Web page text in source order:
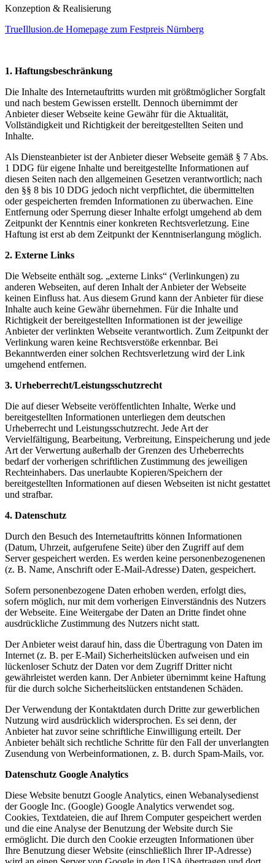
Konzeption & Realisierung
TrueIllusion.de Homepage zum Festpreis Nürnberg
1. Haftungsbeschränkung
Die Inhalte des Internetauftritts wurden mit größtmöglicher Sorgfalt
und nach bestem Gewissen erstellt. Dennoch übernimmt der
Anbieter dieser Webseite keine Gewähr für die Aktualität,
Vollständigkeit und Richtigkeit der bereitgestellten Seiten und
Inhalte.
Als Diensteanbieter ist der Anbieter dieser Webseite gemäß § 7 Abs.
1 DDG für eigene Inhalte und bereitgestellte Informationen auf
diesen Seiten nach den allgemeinen Gesetzen verantwortlich; nach
den §§ 8 bis 10 DDG jedoch nicht verpflichtet, die übermittelten
oder gespeicherten fremden Informationen zu überwachen. Eine
Entfernung oder Sperrung dieser Inhalte erfolgt umgehend ab dem
Zeitpunkt der Kenntnis einer konkreten Rechtsverletzung. Eine
Haftung ist erst ab dem Zeitpunkt der Kenntniserlangung möglich.
2. Externe Links
Die Webseite enthält sog. „externe Links“ (Verlinkungen) zu
anderen Webseiten, auf deren Inhalt der Anbieter der Webseite
keinen Einfluss hat. Aus diesem Grund kann der Anbieter für diese
Inhalte auch keine Gewähr übernehmen. Für die Inhalte und
Richtigkeit der bereitgestellten Informationen ist der jeweilige
Anbieter der verlinkten Webseite verantwortlich. Zum Zeitpunkt der
Verlinkung waren keine Rechtsverstöße erkennbar. Bei
Bekanntwerden einer solchen Rechtsverletzung wird der Link
umgehend entfernen.
3. Urheberrecht/Leistungsschutzrecht
Die auf dieser Webseite veröffentlichten Inhalte, Werke und
bereitgestellten Informationen unterliegen dem deutschen
Urheberrecht und Leistungsschutzrecht. Jede Art der
Vervielfältigung, Bearbeitung, Verbreitung, Einspeicherung und jede
Art der Verwertung außerhalb der Grenzen des Urheberrechts
bedarf der vorherigen schriftlichen Zustimmung des jeweiligen
Rechteinhabers. Das unerlaubte Kopieren/Speichern der
bereitgestellten Informationen auf diesen Webseiten ist nicht gestattet
und strafbar.
4. Datenschutz
Durch den Besuch des Internetauftritts können Informationen
(Datum, Uhrzeit, aufgerufene Seite) über den Zugriff auf dem
Server gespeichert werden. Es werden keine personenbezogenenen
(z. B. Name, Anschrift oder E-Mail-Adresse) Daten, gespeichert.
Sofern personenbezogene Daten erhoben werden, erfolgt dies,
sofern möglich, nur mit dem vorherigen Einverständnis des Nutzers
der Webseite. Eine Weitergabe der Daten an Dritte findet ohne
ausdrückliche Zustimmung des Nutzers nicht statt.
Der Anbieter weist darauf hin, dass die Übertragung von Daten im
Internet (z. B. per E-Mail) Sicherheitslücken aufweisen und ein
lückenloser Schutz der Daten vor dem Zugriff Dritter nicht
gewährleistet werden kann. Der Anbieter übernimmt keine Haftung
für die durch solche Sicherheitslücken entstandenen Schäden.
Der Verwendung der Kontaktdaten durch Dritte zur gewerblichen
Nutzung wird ausdrücklich widersprochen. Es sei denn, der
Anbieter hat zuvor seine schriftliche Einwilligung erteilt. Der
Anbieter behält sich rechtliche Schritte für den Fall der unverlangten
Zusendung von Werbeinformationen, z. B. durch Spam-Mails, vor.
Datenschutz Google Analytics
Diese Website benutzt Google Analytics, einen Webanalysedienst
der Google Inc. (Google) Google Analytics verwendet sog.
Cookies, Textdateien, die auf Ihrem Computer gespeichert werden
und die eine Analyse der Benutzung der Website durch Sie
ermöglicht. Die durch den Cookie erzeugten Informationen über
Ihre Benutzung dieser Website (einschließlich Ihrer IP-Adresse)